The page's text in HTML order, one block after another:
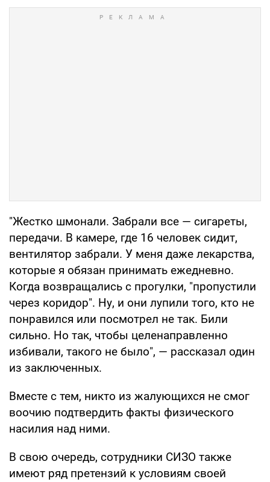
"Жестко шмонали. Забрали все — сигареты,
передачи. В камере, где 16 человек сидит,
вентилятор забрали. У меня даже лекарства,
которые я обязан принимать ежедневно.
Когда возвращались с прогулки, "пропустили
через коридор". Ну, и они лупили того, кто не
понравился или посмотрел не так. Били
сильно. Но так, чтобы целенаправленно
избивали, такого не было", — рассказал один
из заключенных.
Вместе с тем, никто из жалующихся не смог
воочию подтвердить факты физического
насилия над ними.
В свою очередь, сотрудники СИЗО также
имеют ряд претензий к условиям своей